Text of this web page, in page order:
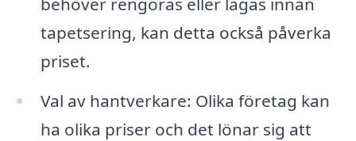
tapetsering, kan detta också påverka
priset.
Val av hantverkare: Olika företag kan
ha olika priser och det lönar sig att